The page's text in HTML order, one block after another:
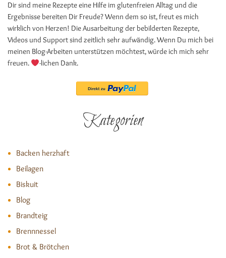
Dir sind meine Rezepte eine Hilfe im glutenfreien Alltag und die
Ergebnisse bereiten Dir Freude? Wenn dem so ist, freut es mich
wirklich von Herzen! Die Ausarbeitung der bebilderten Rezepte,
Videos und Support sind zeitlich sehr aufwändig. Wenn Du mich bei
meinen Blog-Arbeiten unterstützen möchtest, würde ich mich sehr
freuen.
-lichen Dank.
Kategorien
Backen herzhaft
Beilagen
Biskuit
Blog
Brandteig
Brennnessel
Brot & Brötchen